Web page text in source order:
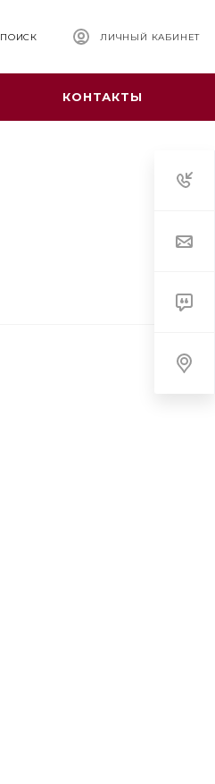
ЛИЧНЫЙ КАБИНЕТ
ПОИСК
КОНТАКТЫ